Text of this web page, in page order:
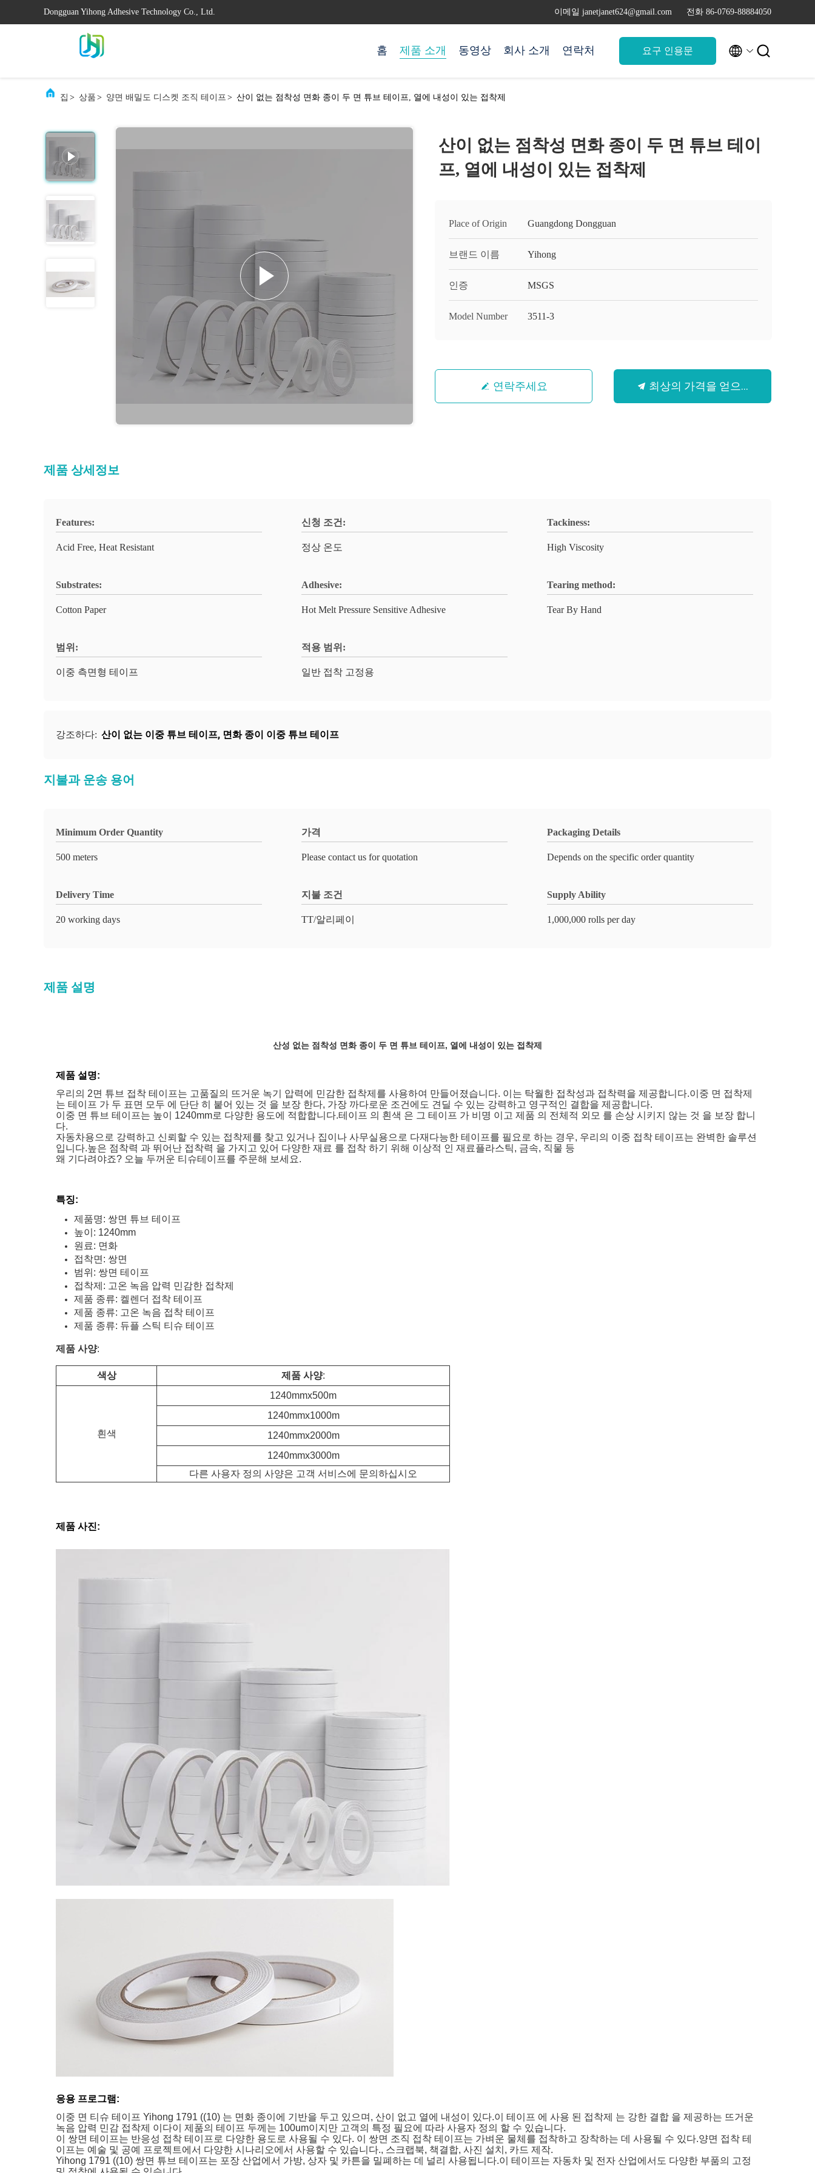
Dongguan Yihong Adhesive Technology Co., Ltd. 이메일 janetjanet624@gmail.com 전화 86-0769-88884050
홈 제품 소개 동영상 회사 소개 연락처 요구 인용문  
집 > 상품 > 양면 배밀도 디스켓 조직 테이프 > 산이 없는 점착성 면화 종이 두 면 튜브 테이프, 열에 내성이 있는 접착제
산이 없는 점착성 면화 종이 두 면 튜브 테이
프, 열에 내성이 있는 접착제
Place of Origin Guangdong Dongguan
브랜드 이름 Yihong
인증 MSGS
Model Number 3511-3
연락주세요 최상의 가격을 얻으세요
제품 상세정보
Features:
Acid Free, Heat Resistant
신청 조건:
정상 온도
Tackiness:
High Viscosity
Substrates:
Cotton Paper
Adhesive:
Hot Melt Pressure Sensitive Adhesive
Tearing method:
Tear By Hand
범위:
이중 측면형 테이프
적용 범위:
일반 접착 고정용
강조하다: 산이 없는 이중 튜브 테이프, 면화 종이 이중 튜브 테이프
지불과 운송 용어
Minimum Order Quantity
500 meters
가격
Please contact us for quotation
Packaging Details
Depends on the specific order quantity
Delivery Time
20 working days
지불 조건
TT/알리페이
Supply Ability
1,000,000 rolls per day
제품 설명
산성 없는 점착성 면화 종이 두 면 튜브 테이프, 열에 내성이 있는 접착제
제품 설명:
우리의 2면 튜브 접착 테이프는 고품질의 뜨거운 녹기 압력에 민감한 접착제를 사용하여 만들어졌습니다. 이는 탁월한 접착성과 접착력을 제공합니다.이중 면 접착제
는 테이프 가 두 표면 모두 에 단단 히 붙어 있는 것 을 보장 한다, 가장 까다로운 조건에도 견딜 수 있는 강력하고 영구적인 결합을 제공합니다.
이중 면 튜브 테이프는 높이 1240mm로 다양한 용도에 적합합니다.테이프 의 흰색 은 그 테이프 가 비명 이고 제품 의 전체적 외모 를 손상 시키지 않는 것 을 보장 합니
다.
자동차용으로 강력하고 신뢰할 수 있는 접착제를 찾고 있거나 집이나 사무실용으로 다재다능한 테이프를 필요로 하는 경우, 우리의 이중 접착 테이프는 완벽한 솔루션
입니다.높은 점착력 과 뛰어난 접착력 을 가지고 있어 다양한 재료 를 접착 하기 위해 이상적 인 재료플라스틱, 금속, 직물 등
왜 기다려야죠? 오늘 두꺼운 티슈테이프를 주문해 보세요.
특징:
제품명: 쌍면 튜브 테이프
높이: 1240mm
원료: 면화
접착면: 쌍면
범위: 쌍면 테이프
접착제: 고온 녹음 압력 민감한 접착제
제품 종류: 켈렌더 접착 테이프
제품 종류: 고온 녹음 접착 테이프
제품 종류: 듀플 스틱 티슈 테이프
제품 사양:
색상 제품 사양:
흰색
1240mmx500m
1240mmx1000m
1240mmx2000m
1240mmx3000m
다른 사용자 정의 사양은 고객 서비스에 문의하십시오
제품 사진:
응용 프로그램:
이중 면 티슈 테이프 Yihong 1791 ((10) 는 면화 종이에 기반을 두고 있으며, 산이 없고 열에 내성이 있다.이 테이프 에 사용 된 접착제 는 강한 결합 을 제공하는 뜨거운
녹음 압력 민감 접착제 이다이 제품의 테이프 두께는 100um이지만 고객의 특정 필요에 따라 사용자 정의 할 수 있습니다.
이 쌍면 테이프는 반응성 접착 테이프로 다양한 용도로 사용될 수 있다. 이 쌍면 조직 접착 테이프는 가벼운 물체를 접착하고 장착하는 데 사용될 수 있다.양면 접착 테
이프는 예술 및 공예 프로젝트에서 다양한 시나리오에서 사용할 수 있습니다., 스크랩북, 책결합, 사진 설치, 카드 제작.
Yihong 1791 ((10) 쌍면 튜브 테이프는 포장 산업에서 가방, 상자 및 카튼을 밀폐하는 데 널리 사용됩니다.이 테이프는 자동차 및 전자 산업에서도 다양한 부품의 고정